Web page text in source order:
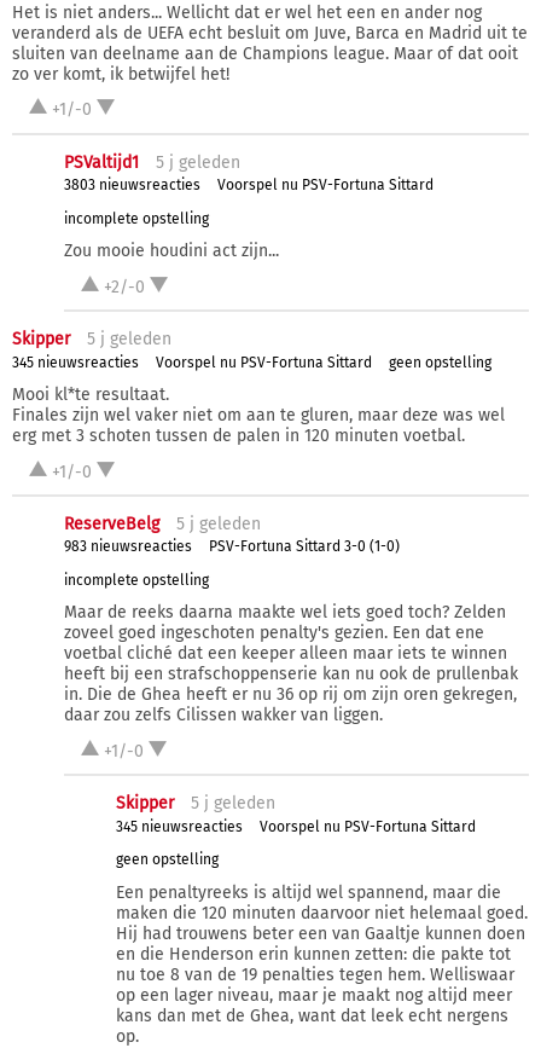
Het is niet anders... Wellicht dat er wel het een en ander nog
veranderd als de UEFA echt besluit om Juve, Barca en Madrid uit te
sluiten van deelname aan de Champions league. Maar of dat ooit
zo ver komt, ik betwijfel het!
+1/-0
PSValtijd1 5 j geleden
3803 nieuwsreacties
Voorspel nu PSV-Fortuna Sittard
incomplete opstelling
Zou mooie houdini act zijn...
+2/-0
Skipper 5 j geleden
345 nieuwsreacties Voorspel nu PSV-Fortuna Sittard geen opstelling
Mooi kl*te resultaat.
Finales zijn wel vaker niet om aan te gluren, maar deze was wel
erg met 3 schoten tussen de palen in 120 minuten voetbal.
+1/-0
ReserveBelg 5 j geleden
983 nieuwsreacties
PSV-Fortuna Sittard 3-0 (1-0)
incomplete opstelling
Maar de reeks daarna maakte wel iets goed toch? Zelden
zoveel goed ingeschoten penalty's gezien. Een dat ene
voetbal cliché dat een keeper alleen maar iets te winnen
heeft bij een strafschoppenserie kan nu ook de prullenbak
in. Die de Ghea heeft er nu 36 op rij om zijn oren gekregen,
daar zou zelfs Cilissen wakker van liggen.
+1/-0
Skipper 5 j geleden
345 nieuwsreacties
Voorspel nu PSV-Fortuna Sittard
geen opstelling
Een penaltyreeks is altijd wel spannend, maar die
maken die 120 minuten daarvoor niet helemaal goed.
Hij had trouwens beter een van Gaaltje kunnen doen
en die Henderson erin kunnen zetten: die pakte tot
nu toe 8 van de 19 penalties tegen hem. Welliswaar
op een lager niveau, maar je maakt nog altijd meer
kans dan met de Ghea, want dat leek echt nergens
op.